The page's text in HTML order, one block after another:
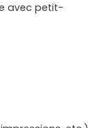
avec petit-